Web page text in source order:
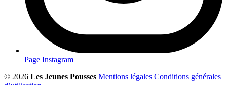
Page Instagram
© 2026 Les Jeunes Pousses Mentions légales Conditions générales